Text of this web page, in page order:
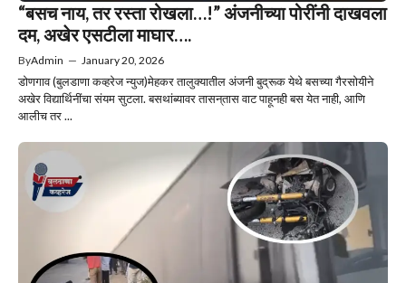
“बसच नाय, तर रस्ता रोखला…!” अंजनीच्या पोरींनी दाखवला
दम, अखेर एसटीला माघार….
ByAdmin — January 20, 2026
डोणगाव (बुलडाणा कव्हरेज न्युज)मेहकर तालुक्यातील अंजनी बुद्रूक येथे बसच्या गैरसोयीने
अखेर विद्यार्थिनींचा संयम सुटला. बसथांब्यावर तासन्‌तास वाट पाहूनही बस येत नाही, आणि
आलीच तर ...